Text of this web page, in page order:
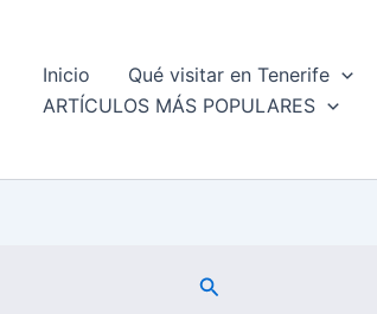
Inicio Qué visitar en Tenerife
ARTÍCULOS MÁS POPULARES
Buscar